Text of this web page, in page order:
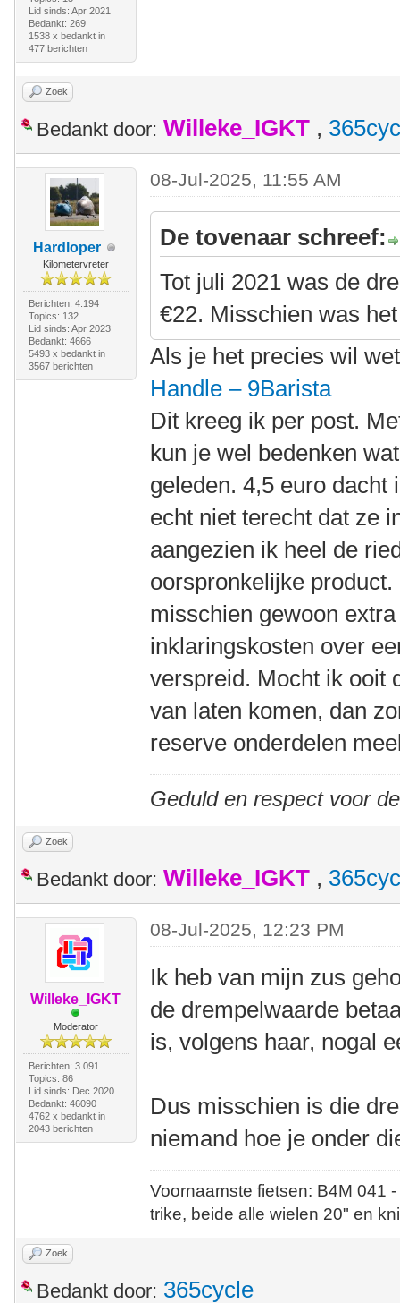
Lid sinds: Apr 2021
Bedankt: 269
1538 x bedankt in
477 berichten
Zoek
Bedankt door: Willeke_IGKT ,
Hardloper
Kilometervreter
Berichten: 4.194
Topics: 132
Lid sinds: Apr 2023
Bedankt: 4666
5493 x bedankt in
3567 berichten
08-Jul-2025, 11:55 AM
De tovenaar schreef:
Tot juli 2021 was de
€22. Misschien was
Als je het precies wil
Handle – 9Barista
Dit kreeg ik per post.
kun je wel bedenken
geleden. 4,5 euro
echt niet terecht dat ze
aangezien ik heel de
oorspronkelijke
misschien gewoon
inklaringskosten over
verspreid. Mocht ik ooit
van laten komen, dan
reserve onderdelen
Geduld en respect voor
Zoek
Bedankt door: Willeke_IGKT ,
Willeke_IGKT
Moderator
Berichten: 3.091
Topics: 86
Lid sinds: Dec 2020
Bedankt: 46090
4762 x bedankt in
2043 berichten
08-Jul-2025, 12:23 PM
Ik heb van mijn zus
de drempelwaarde
is, volgens haar, nogal
Dus misschien is die
niemand hoe je onder
Voornaamste fietsen: B4M
trike, beide alle wielen 20" en
Zoek
Bedankt door: 365cycle